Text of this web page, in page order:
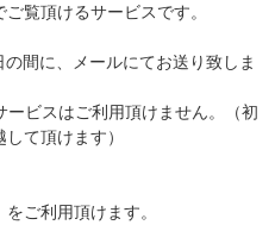
覧頂けるサービスです。
間に、メールにてお送り致しま
ビスはご利用頂けません。（初
て頂けます）
ご利用頂けます。